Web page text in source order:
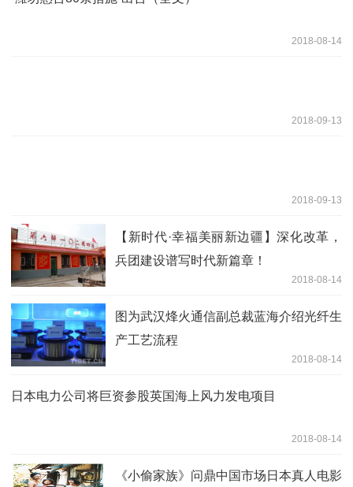
2018-08-14
2018-09-13
2018-09-13
【新时代·幸福美丽新边疆】深化改革，
兵团建设谱写时代新篇章！
2018-08-14
图为武汉烽火通信副总裁蓝海介绍光纤生
产工艺流程
2018-08-14
日本电力公司将巨资参股英国海上风力发电项目
2018-08-14
《小偷家族》问鼎中国市场日本真人电影